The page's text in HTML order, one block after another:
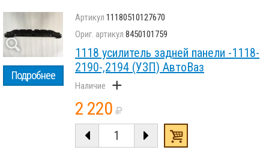
Подробнее
11180510127670
8450101759
1118 усилитель задней панели -1118-
2190-,2194 (УЗП) АвтоВаз
+
2 220